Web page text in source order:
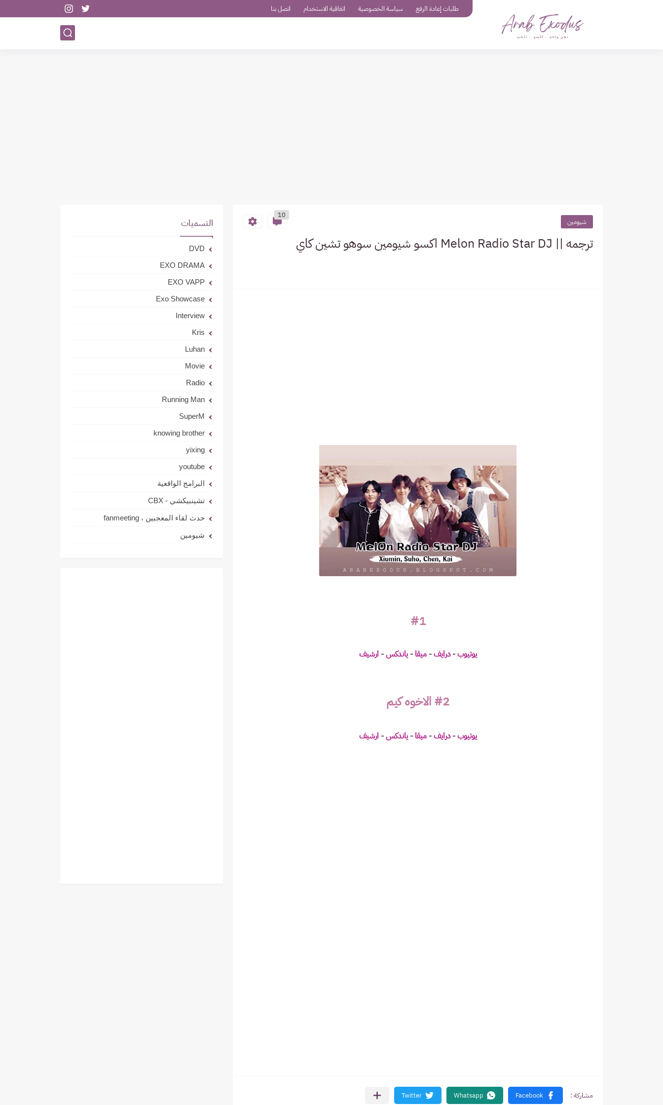
طلبات إعادة الرفع سياسة الخصوصية اتفاقية الاستخدام اتصل بنا
شيومين
10
ترجمه || Melon Radio Star DJ اكسو شيومين سوهو تشين كاي
#1
يوتيوب-درايف-ميقا -ياندكس- ارشيف
#2 الاخوه كيم
يوتيوب-درايف-ميقا -ياندكس- ارشيف
التسميات
DVD
EXO DRAMA
EXO VAPP
Exo Showcase
Interview
Kris
Luhan
Movie
Radio
Running Man
SuperM
knowing brother
yixing
youtube
البرامج الواقعية
تشينبيكشي - CBX
حدث لقاء المعجبين ، fanmeeting
شيومين